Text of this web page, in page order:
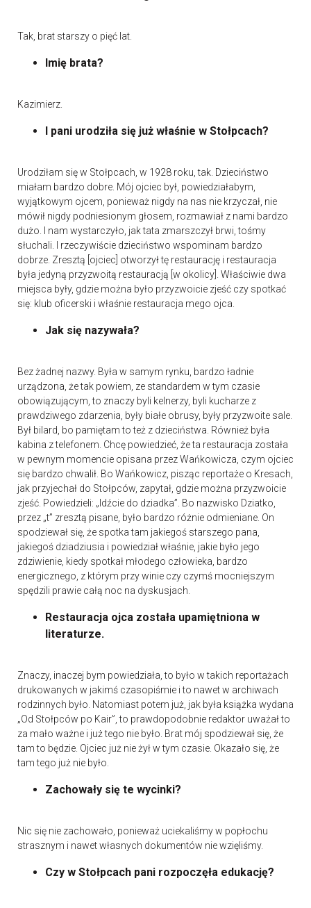
Tak, brat starszy o pięć lat.
Imię brata?
Kazimierz.
I pani urodziła się już właśnie w Stołpcach?
Urodziłam się w Stołpcach, w 1928 roku, tak. Dzieciństwo
miałam bardzo dobre. Mój ojciec był, powiedziałabym,
wyjątkowym ojcem, ponieważ nigdy na nas nie krzyczał, nie
mówił nigdy podniesionym głosem, rozmawiał z nami bardzo
dużo. I nam wystarczyło, jak tata zmarszczył brwi, tośmy
słuchali. I rzeczywiście dzieciństwo wspominam bardzo
dobrze. Zresztą [ojciec] otworzył tę restaurację i restauracja
była jedyną przyzwoitą restauracją [w okolicy]. Właściwie dwa
miejsca były, gdzie można było przyzwoicie zjeść czy spotkać
się: klub oficerski i właśnie restauracja mego ojca.
Jak się nazywała?
Bez żadnej nazwy. Była w samym rynku, bardzo ładnie
urządzona, że tak powiem, ze standardem w tym czasie
obowiązującym, to znaczy byli kelnerzy, byli kucharze z
prawdziwego zdarzenia, były białe obrusy, były przyzwoite sale.
Był bilard, bo pamiętam to też z dzieciństwa. Również była
kabina z telefonem. Chcę powiedzieć, że ta restauracja została
w pewnym momencie opisana przez Wańkowicza, czym ojciec
się bardzo chwalił. Bo Wańkowicz, pisząc reportaże o Kresach,
jak przyjechał do Stołpców, zapytał, gdzie można przyzwoicie
zjeść. Powiedzieli: „Idźcie do dziadka”. Bo nazwisko Dziatko,
przez „t” zresztą pisane, było bardzo różnie odmieniane. On
spodziewał się, że spotka tam jakiegoś starszego pana,
jakiegoś dziadziusia i powiedział właśnie, jakie było jego
zdziwienie, kiedy spotkał młodego człowieka, bardzo
energicznego, z którym przy winie czy czymś mocniejszym
spędzili prawie całą noc na dyskusjach.
Restauracja ojca została upamiętniona w
literaturze.
Znaczy, inaczej bym powiedziała, to było w takich reportażach
drukowanych w jakimś czasopiśmie i to nawet w archiwach
rodzinnych było. Natomiast potem już, jak była książka wydana
„Od Stołpców po Kair”, to prawdopodobnie redaktor uważał to
za mało ważne i już tego nie było. Brat mój spodziewał się, że
tam to będzie. Ojciec już nie żył w tym czasie. Okazało się, że
tam tego już nie było.
Zachowały się te wycinki?
Nic się nie zachowało, ponieważ uciekaliśmy w popłochu
strasznym i nawet własnych dokumentów nie wzięliśmy.
Czy w Stołpcach pani rozpoczęła edukację?